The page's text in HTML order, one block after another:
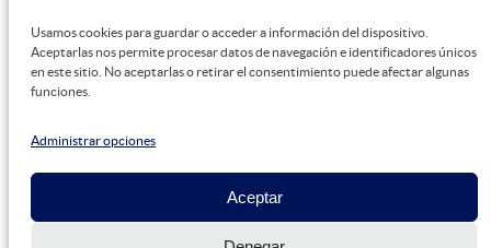
Usamos cookies para guardar o acceder a información del dispositivo.
Aceptarlas nos permite procesar datos de navegación e identificadores únicos
en este sitio. No aceptarlas o retirar el consentimiento puede afectar algunas
funciones.
Administrar opciones
Aceptar
SUSTENTABILIDAD
© 2026